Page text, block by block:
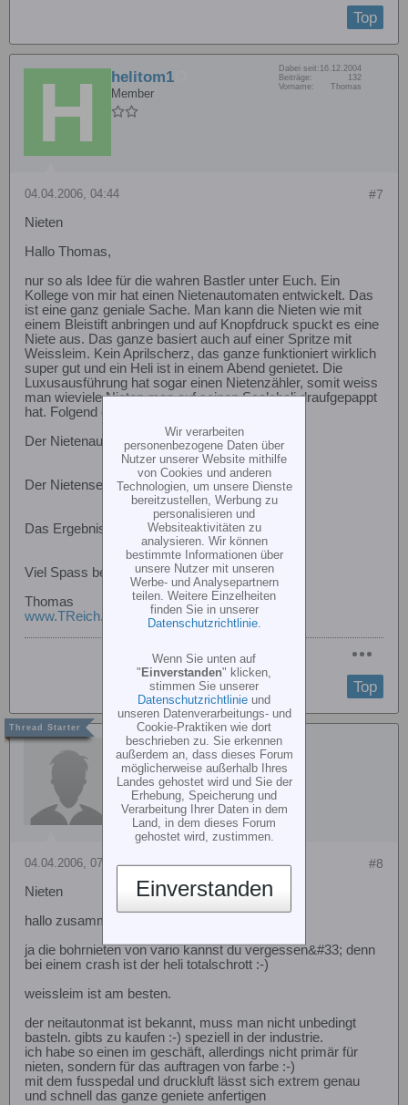
Top
helitom1
Member
Dabei seit: 16.12.2004
Beiträge:
132
Vorname:
Thomas
#7
04.04.2006, 04:44
Nieten
Hallo Thomas,
nur so als Idee für die wahren Bastler unter Euch. Ein
Kollege von mir hat einen Nietenautomaten entwickelt. Das
ist eine ganz geniale Sache. Man kann die Nieten wie mit
einem Bleistift anbringen und auf Knopfdruck spuckt es eine
Niete aus. Das ganze basiert auch auf einer Spritze mit
Weissleim. Kein Aprilscherz, das ganze funktioniert wirklich
super gut und ein Heli ist in einem Abend genietet. Die
Luxusausführung hat sogar einen Nietenzähler, somit weiss
man wieviele Nieten man auf seinen Scaleheli draufgepappt
hat. Folgend ein paar Bilder:
Der Nietenautomat
Der Nietensetzstift mit Druckknopf
Das Ergebnis
Viel Spass beim Scalen
Thomas
www.TReich.ch
Top
rhubschmid
#8
04.04.2006, 07:21
Nieten
hallo zusammen
ja die bohrnieten von vario kannst du vergessen&#33; denn
bei einem crash ist der heli totalschrott :-)
weissleim ist am besten.
der neitautonmat ist bekannt, muss man nicht unbedingt
basteln. gibts zu kaufen :-) speziell in der industrie.
ich habe so einen im geschäft, allerdings nicht primär für
nieten, sondern für das auftragen von farbe :-)
mit dem fusspedal und druckluft lässt sich extrem genau
und schnell das ganze geniete anfertigen
Wir verarbeiten
personenbezogene Daten über
Nutzer unserer Website mithilfe
von Cookies und anderen
Technologien, um unsere Dienste
bereitzustellen, Werbung zu
personalisieren und
Websiteaktivitäten zu
analysieren. Wir können
bestimmte Informationen über
unsere Nutzer mit unseren
Werbe- und Analysepartnern
teilen. Weitere Einzelheiten
finden Sie in unserer
Datenschutzrichtlinie.
Wenn Sie unten auf
"Einverstanden" klicken,
stimmen Sie unserer
Datenschutzrichtlinie und
unseren Datenverarbeitungs- und
Cookie-Praktiken wie dort
beschrieben zu. Sie erkennen
außerdem an, dass dieses Forum
möglicherweise außerhalb Ihres
Landes gehostet wird und Sie der
Erhebung, Speicherung und
Verarbeitung Ihrer Daten in dem
Land, in dem dieses Forum
gehostet wird, zustimmen.
Einverstanden